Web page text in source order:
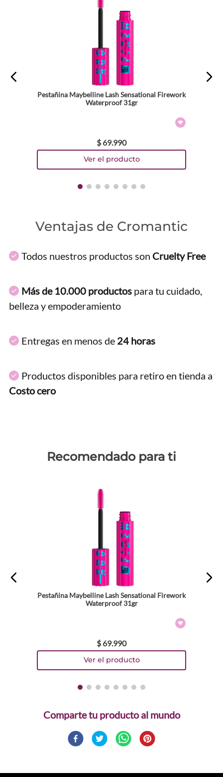
Pestañina Maybelline Lash Sensational Firework
Waterproof 31gr
$ 69.990
Ventajas de Cromantic
Todos nuestros productos son Cruelty Free
Más de 10.000 productos para tu cuidado,
belleza y empoderamiento
Entregas en menos de 24 horas
Productos disponibles para retiro en tienda a
Costo cero
Recomendado para ti
Pestañina Maybelline Lash Sensational Firework
Waterproof 31gr
$ 69.990
Comparte